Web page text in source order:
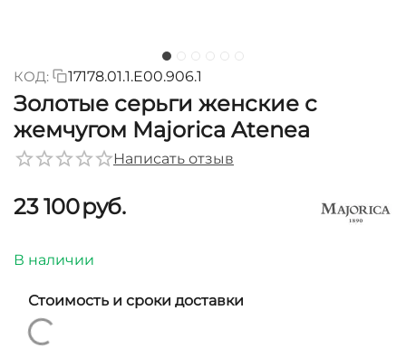
КОД: 17178.01.1.E00.906.1
Золотые серьги женские с
жемчугом Majorica Atenea
Написать отзыв
23 100руб.
В наличии
Стоимость и сроки доставки